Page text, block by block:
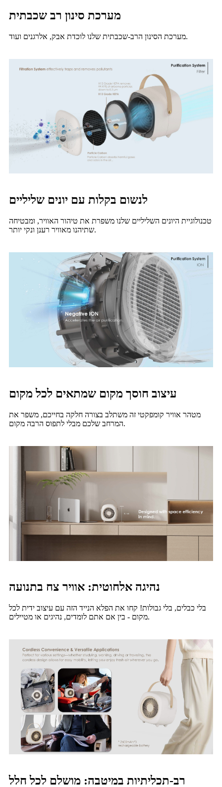
מערכת סינון רב שכבתית
מערכת הסינון הרב-שכבתית שלנו לוכדת אבק, אלרגנים ועוד.
לנשום בקלות עם יונים שליליים
טכנולוגיית היונים השליליים שלנו משפרת את טיהור האוויר, ומבטיחה
שתיהנו מאוויר רענן ונקי יותר.
עיצוב חוסך מקום שמתאים לכל מקום
מטהר אוויר קומפקטי זה משתלב בצורה חלקה בחייכם, משפר את
המרחב שלכם מבלי לתפוס הרבה מקום.
נהיגה אלחוטית: אוויר צח בתנועה
בלי כבלים, בלי גבולות! קחו את הפלא הנייד הזה עם עיצוב ידית לכל
מקום - בין אם אתם לומדים, נהיגים או מטיילים.
רב-תכליתיות במיטבה: מושלם לכל חלל